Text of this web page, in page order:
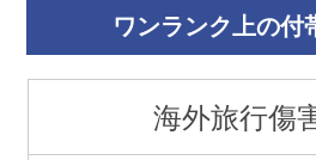
ワンランク上の付
海外旅行傷